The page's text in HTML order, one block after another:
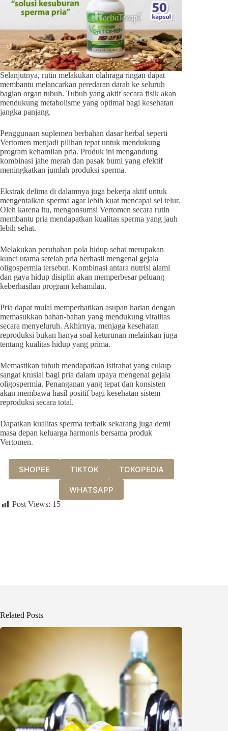
Selanjutnya, rutin melakukan olahraga ringan dapat
membantu melancarkan peredaran darah ke seluruh
bagian organ tubuh. Tubuh yang aktif secara fisik akan
mendukung metabolisme yang optimal bagi kesehatan
jangka panjang.
Penggunaan suplemen berbahan dasar herbal seperti
Vertomen menjadi pilihan tepat untuk mendukung
program kehamilan pria. Produk ini mengandung
kombinasi jahe merah dan pasak bumi yang efektif
meningkatkan jumlah produksi sperma.
Ekstrak delima di dalamnya juga bekerja aktif untuk
mengentalkan sperma agar lebih kuat mencapai sel telur.
Oleh karena itu, mengonsumsi Vertomen secara rutin
membantu pria mendapatkan kualitas sperma yang jauh
lebih sehat.
Melakukan perubahan pola hidup sehat merupakan
kunci utama setelah pria berhasil mengenal gejala
oligospermia tersebut. Kombinasi antara nutrisi alami
dan gaya hidup disiplin akan memperbesar peluang
keberhasilan program kehamilan.
Pria dapat mulai memperhatikan asupan harian dengan
memasukkan bahan-bahan yang mendukung vitalitas
secara menyeluruh. Akhirnya, menjaga kesehatan
reproduksi bukan hanya soal keturunan melainkan juga
tentang kualitas hidup yang prima.
Memastikan tubuh mendapatkan istirahat yang cukup
sangat krusial bagi pria dalam upaya mengenal gejala
oligospermia. Penanganan yang tepat dan konsisten
akan membawa hasil positif bagi kesehatan sistem
reproduksi secara total.
Dapatkan kualitas sperma terbaik sekarang juga demi
masa depan keluarga harmonis bersama produk
Vertomen.
SHOPEE TIKTOK TOKOPEDIA
WHATSAPP
Post Views: 15
Related Posts